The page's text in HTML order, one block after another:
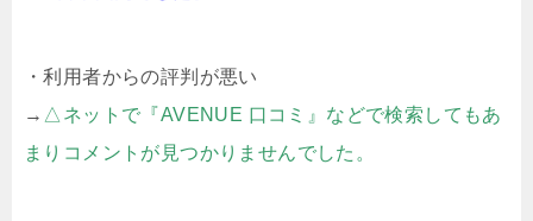
・利用者からの評判が悪い
→ △ネットで『AVENUE 口コミ』などで検索してもあ
まりコメントが見つかりませんでした。